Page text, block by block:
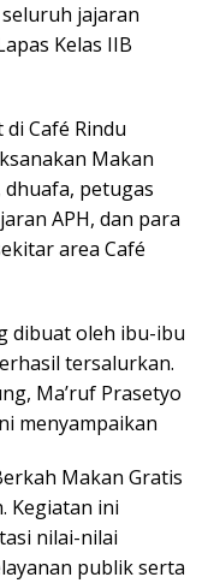
jajaran
Kelas IIB
Café Rindu
Makan
petugas
APH, dan para
area Café
dibuat oleh ibu-ibu
tersalurkan.
Ma’ruf Prasetyo
menyampaikan
Makan Gratis
Kegiatan ini
nilai-nilai
publik serta